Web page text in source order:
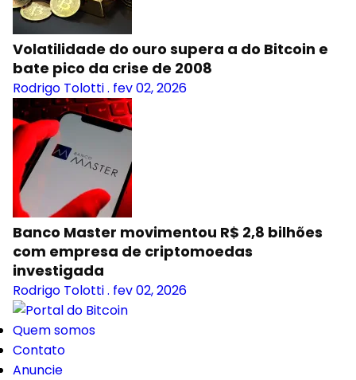
Volatilidade do ouro supera a do Bitcoin e
bate pico da crise de 2008
Rodrigo Tolotti. fev 02, 2026
Banco Master movimentou R$ 2,8 bilhões
com empresa de criptomoedas
investigada
Rodrigo Tolotti. fev 02, 2026
Quem somos
Contato
Anuncie